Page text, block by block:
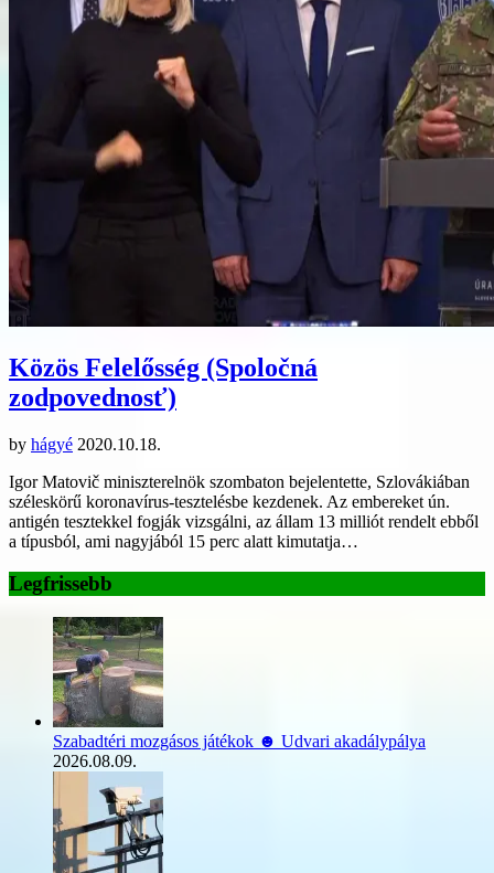
Közös Felelősség (Spoločná
zodpovednosť)
by hágyé 2020.10.18.
Igor Matovič miniszterelnök szombaton bejelentette, Szlovákiában
széleskörű koronavírus-tesztelésbe kezdenek. Az embereket ún.
antigén tesztekkel fogják vizsgálni, az állam 13 milliót rendelt ebből
a típusból, ami nagyjából 15 perc alatt kimutatja…
Legfrissebb
Szabadtéri mozgásos játékok ☻ Udvari akadálypálya
2026.08.09.